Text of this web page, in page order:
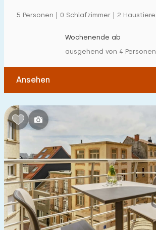
Kinderfreundlich
Kindermöbel
Eingezäunter Garten
Spielgeräte im Garten
Hallenbad
Freibad
Kinderanimation
Kindereinrichtungen im Park
5 Personen | 0 Schlafzimmer | 2 Haustiere
Wochenende ab
ausgehend von 4 Personen
Ansehen